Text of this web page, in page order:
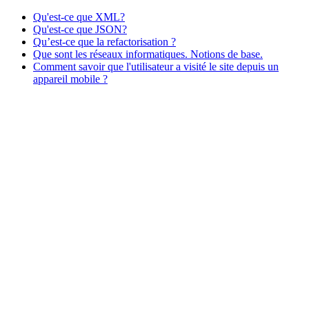
Qu'est-ce que XML?
Qu'est-ce que JSON?
Qu’est-ce que la refactorisation ?
Que sont les réseaux informatiques. Notions de base.
Comment savoir que l'utilisateur a visité le site depuis un
appareil mobile ?